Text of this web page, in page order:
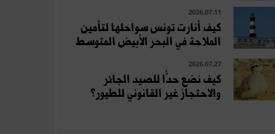
2026.07.11
كيف أنارت تونس سواحلها لتأمين
الملاحة في البحر الأبيض المتوسط
2026.07.27
كيف نضع حدًّا للصيد الجائر
والاحتجاز غير القانوني للطيور؟